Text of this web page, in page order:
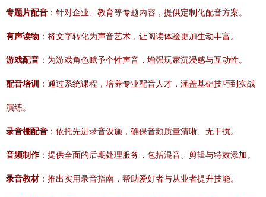
专题片配音 ：针对企业、教育等专题内容，提供定制化配音方案。
有声读物 ：将文字转化为声音艺术，让阅读体验更加生动丰富。
游戏配音 ：为游戏角色赋予个性声音，增强玩家沉浸感与互动性。
配音培训 ：通过系统课程，培养专业配音人才，涵盖基础技巧到实战
演练。
录音棚配音 ：依托先进录音设施，确保音频质量清晰、无干扰。
音频制作：提供全面的后期处理服务，包括混音、剪辑与特效添加。
录音教材：推出实用录音指南，帮助爱好者与从业者提升技能。